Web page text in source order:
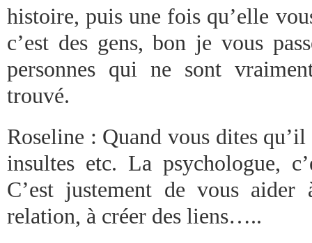
histoire, puis une fois qu’elle
c’est des gens, bon je vous
personnes qui ne sont
trouvé.
Roseline : Quand vous dites qu’il
insultes etc. La psychologue,
C’est justement de vous
relation, à créer des liens…..